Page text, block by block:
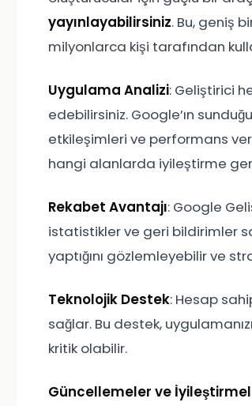
yayınlayabilirsiniz. Bu, geniş
milyonlarca kişi tarafından
Uygulama Analizi: Geliştirici
edebilirsiniz. Google’ın
etkileşimleri ve performans
hangi alanlarda iyileştirme
Rekabet Avantajı: Google
istatistikler ve geri bildirimler
yaptığını gözlemleyebilir ve
Teknolojik Destek: Hesap
sağlar. Bu destek,
kritik olabilir.
Güncellemeler ve